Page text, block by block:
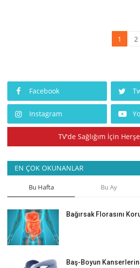
1 2
Facebook
Instagram
TV'de Sağlığım İçin
EN ÇOK OKUNANLAR
Bu Hafta Bu Ay
Bağırsak Florasını
Baş-Boyun